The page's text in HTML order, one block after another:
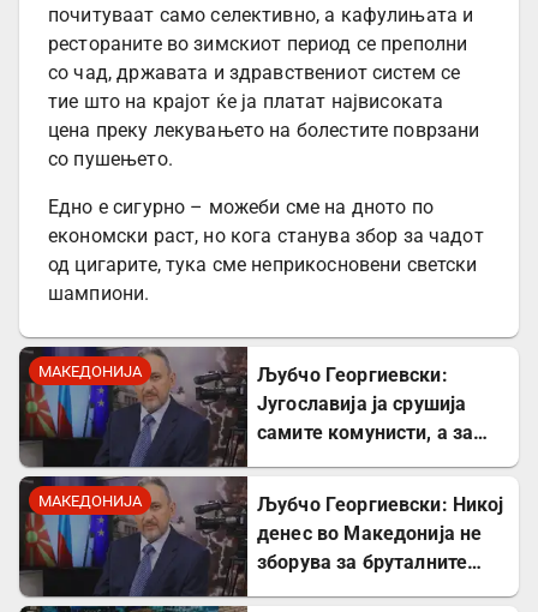
почитуваат само селективно, а кафулињата и
рестораните во зимскиот период се преполни
со чад, државата и здравствениот систем се
тие што на крајот ќе ја платат највисоката
цена преку лекувањето на болестите поврзани
со пушењето.
Едно е сигурно – можеби сме на дното по
економски раст, но кога станува збор за чадот
од цигарите, тука сме неприкосновени светски
шампиони.
МАКЕДОНИЈА
Љубчо Георгиевски:
Југославија ја срушија
самите комунисти, а за
МАКЕДОНИЈА
Љубчо Георгиевски: Никој
денес во Македонија не
зборува за бруталните